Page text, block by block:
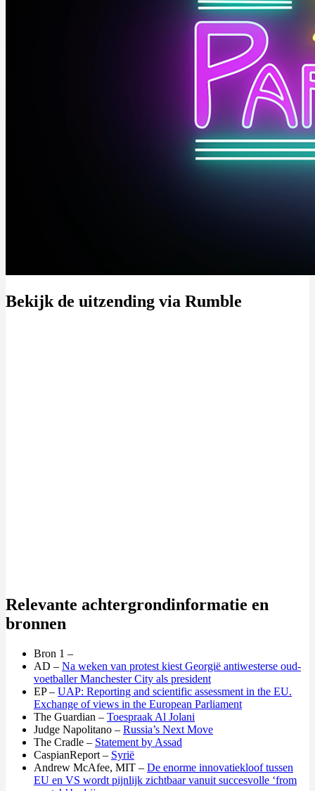
Bekijk de uitzending via Rumble
Relevante achtergrondinformatie en
bronnen
Bron 1 –
AD – Na weken van protest kiest Georgië antiwesterse oud-
voetballer Manchester City als president
EP – UAP: Reporting and scientific assessment in the EU.
Exchange of views in the European Parliament
The Guardian – Toespraak Al Jolani
Judge Napolitano – Russia’s Next Move
The Cradle – Statement by Assad
CaspianReport – Syrië
Andrew McAfee, MIT – De enorme innovatiekloof tussen
EU en VS wordt pijnlijk zichtbaar vanuit succesvolle ‘from